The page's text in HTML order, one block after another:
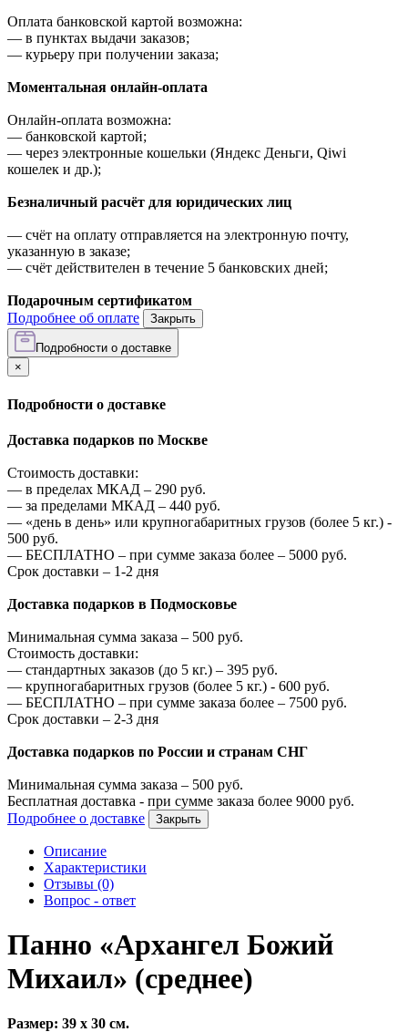
Оплата банковской картой возможна:
— в пунктах выдачи заказов;
— курьеру при получении заказа;
Моментальная онлайн-оплата
Онлайн-оплата возможна:
— банковской картой;
— через электронные кошельки (Яндекс Деньги, Qiwi
кошелек и др.);
Безналичный расчёт для юридических лиц
— счёт на оплату отправляется на электронную почту,
указанную в заказе;
— счёт действителен в течение 5 банковских дней;
Подарочным сертификатом
Подробнее об оплате
Закрыть
Подробности о доставке
×
Подробности о доставке
Доставка подарков по Москве
Стоимость доставки:
— в пределах МКАД – 290 руб.
— за пределами МКАД – 440 руб.
— «день в день» или крупногабаритных грузов (более 5 кг.) -
500 руб.
— БЕСПЛАТНО – при сумме заказа более – 5000 руб.
Срок доставки – 1-2 дня
Доставка подарков в Подмосковье
Минимальная сумма заказа – 500 руб.
Стоимость доставки:
— стандартных заказов (до 5 кг.) – 395 руб.
— крупногабаритных грузов (более 5 кг.) - 600 руб.
— БЕСПЛАТНО – при сумме заказа более – 7500 руб.
Срок доставки – 2-3 дня
Доставка подарков по России и странам СНГ
Минимальная сумма заказа – 500 руб.
Бесплатная доставка - при сумме заказа более 9000 руб.
Подробнее о доставке
Закрыть
Описание
Характеристики
Отзывы (0)
Вопрос - ответ
Панно «Архангел Божий
Михаил» (среднее)
Размер: 39 х 30 см.